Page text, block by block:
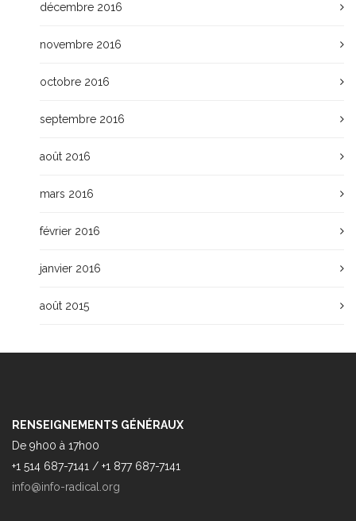
décembre 2016
novembre 2016
octobre 2016
septembre 2016
août 2016
mars 2016
février 2016
janvier 2016
août 2015
RENSEIGNEMENTS GÉNÉRAUX
De 9h00 à 17h00
+1 514 687-7141 / +1 877 687-7141
info@info-radical.org